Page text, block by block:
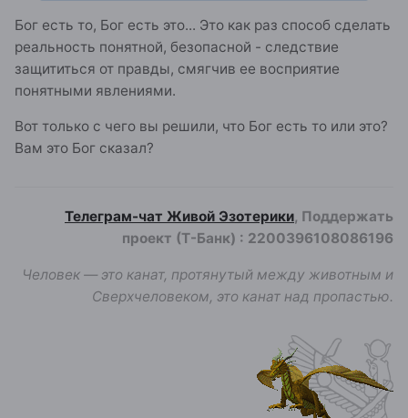
Бог есть то, Бог есть это... Это как раз способ сделать
реальность понятной, безопасной - следствие
защититься от правды, смягчив ее восприятие
понятными явлениями.
Вот только с чего вы решили, что Бог есть то или это?
Вам это Бог сказал?
Телеграм-чат Живой Эзотерики, Поддержать
проект (Т-Банк) : 2200396108086196
Человек — это канат, протянутый между животным и
Сверхчеловеком, это канат над пропастью.